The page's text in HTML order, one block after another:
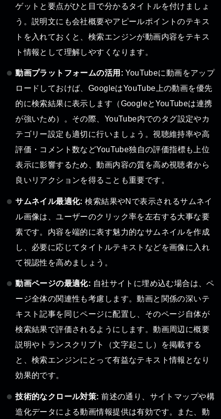
ゲットと要点がひと目で分かるタイトルを付けましょ
う。説明文にも会社概要やアピールポイントのテキス
トを入れておくと、検索エンジンが動画内容をテキス
ト情報として理解しやすくなります。
動画プラットフォームの活用: YouTubeに動画をアップ
ロードしておけば、GoogleはYouTube上の動画を優先
的に検索結果に表示します（GoogleとYouTubeは連携
が強いため）。その際、YouTube内でのタグ設定やカ
テゴリー設定も適切に行いましょう。視聴維持率や高
評価・コメント数などYouTube独自の評価指標も上位
表示に影響するため、動画内容の質を高め視聴者から
良いリアクションを得ることも重要です。
サムネイル最適化: 検索結果やNで表示されるサムネイ
ル画像は、ユーザーのクリック率を左右する大事な要
素です。内容を端的に表す魅力的なサムネイルを作成
し、必要に応じてタイトルテキストなどを画像に入れ
て視認性を高めましょう。
動画ページの最適化: 自社サイトに埋め込む場合は、ペ
ージ全体の関連性も考慮します。動画と関係の深いテ
キスト記事を同じページに配置し、そのページ自体が
検索結果で評価されるようにします。動画周辺に概要
説明やトランスクリプト（文字起こし）を掲載する
と、検索エンジンにとって有益なテキスト情報となり
効果的です。
技術的なクロール対策: 前述の通り、サイトマップや構
造化データによる動画情報提供は有効です。また、動